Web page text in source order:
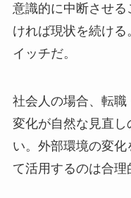
意識的に中断させ
ければ現状を続け
イッチだ。
社会人の場合、転
変化が自然な見直
い。外部環境の変
て活用するのは合理